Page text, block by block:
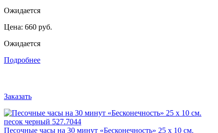
Ожидается
Цена: 660 руб.
Ожидается
Подробнее
Заказать
Песочные часы на 30 минут «Бесконечность» 25 х 10 см.